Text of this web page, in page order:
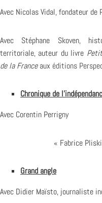
Avec Nicolas Vidal, fondateur de
Avec Stéphane Skoven,
territoriale, auteur du livre
de la Franceaux éditions
Chronique de
Avec Corentin Perrigny
« Fabrice
Grand angle
Avec Didier Maïsto, journaliste